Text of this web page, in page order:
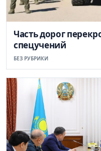
Часть дорог
спецучений
БЕЗ РУБРИКИ